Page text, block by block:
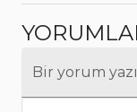
Bir yorum